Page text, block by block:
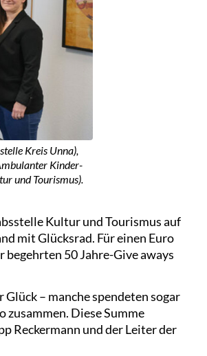
Kreis Unna),
Kinder-
und Tourismus).
Kultur und Tourismus auf
mit Glücksrad. Für einen Euro
begehrten 50 Jahre-Give aways
– manche spendeten sogar
zusammen. Diese Summe
Reckermann und der Leiter der